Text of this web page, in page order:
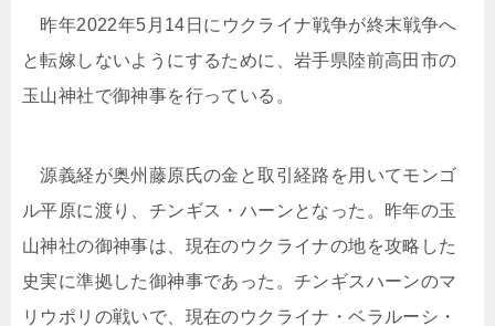
昨年2022年5月14日にウクライナ戦争が終末戦争へ
と転嫁しないようにするために、岩手県陸前高田市の
玉山神社で御神事を行っている。
源義経が奥州藤原氏の金と取引経路を用いてモンゴ
ル平原に渡り、チンギス・ハーンとなった。昨年の玉
山神社の御神事は、現在のウクライナの地を攻略した
史実に準拠した御神事であった。チンギスハーンのマ
リウポリの戦いで、現在のウクライナ・ベラルーシ・